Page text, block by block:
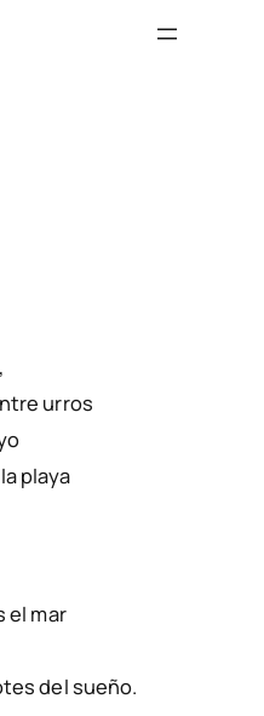
urros
playa
el mar
del sueño.